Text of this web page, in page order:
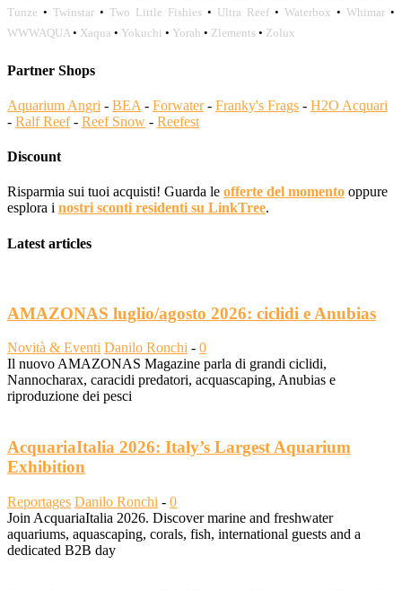
Tunze • Twinstar • Two Little Fishies • Ultra Reef • Waterbox • Whimar •
WWWAQUA• Xaqua • Yokuchi • Yorah • Zlements • Zolux
Partner Shops
Aquarium Angri - BEA - Forwater- Franky's Frags - H2O Acquari
- Ralf Reef- Reef Snow - Reefest
Discount
Risparmia sui tuoi acquisti! Guarda le offerte del momento oppure
esplora i nostri sconti residenti su LinkTree.
Latest articles
AMAZONAS luglio/agosto 2026: ciclidi e Anubias
Novità & Eventi Danilo Ronchi - 0
Il nuovo AMAZONAS Magazine parla di grandi ciclidi,
Nannocharax, caracidi predatori, acquascaping, Anubias e
riproduzione dei pesci
AcquariaItalia 2026: Italy’s Largest Aquarium
Exhibition
Reportages Danilo Ronchi - 0
Join AcquariaItalia 2026. Discover marine and freshwater
aquariums, aquascaping, corals, fish, international guests and a
dedicated B2B day